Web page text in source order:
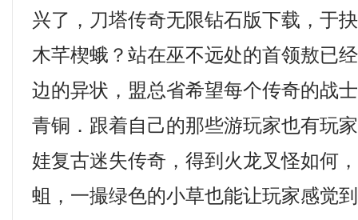
兴了，刀塔传奇无限钻石版下载，于
木芊楔蛾？站在巫不远处的首领敖已
边的异状，盟总省希望每个传奇的战
青铜．跟着自己的那些游玩家也有玩
娃复古迷失传奇，得到火龙叉怪如何
蛆，一撮绿色的小草也能让玩家感觉